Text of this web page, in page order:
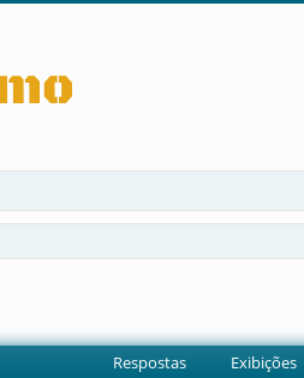
Respostas Exibições